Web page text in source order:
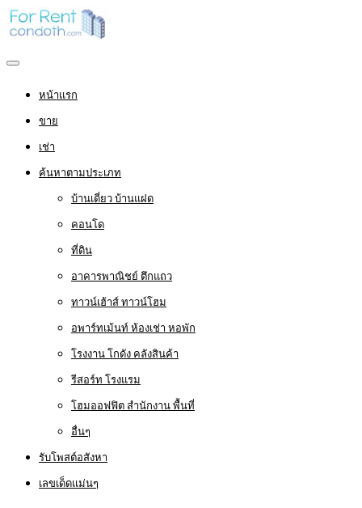
หน้าแรก
ขาย
เช่า
ค้นหาตามประเภท
บ้านเดี่ยว บ้านแฝด
คอนโด
ที่ดิน
อาคารพาณิชย์ ตึกแถว
ทาวน์เฮ้าส์ ทาวน์โฮม
อพาร์ทเม้นท์ ห้องเช่า หอพัก
โรงงาน โกดัง คลังสินค้า
รีสอร์ท โรงแรม
โฮมออฟฟิต สำนักงาน พื้นที่
อื่นๆ
รับโพสต์อสังหา
เลขเด็ดแม่นๆ